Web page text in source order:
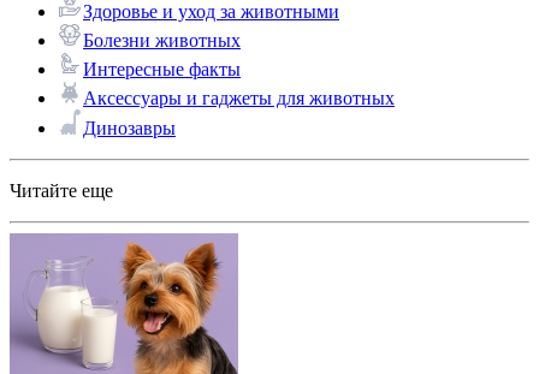
Здоровье и уход за животными
Болезни животных
Интересные факты
Аксессуары и гаджеты для животных
Динозавры
Читайте еще